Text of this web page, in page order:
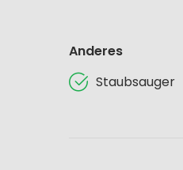
Anderes
Staubsauger